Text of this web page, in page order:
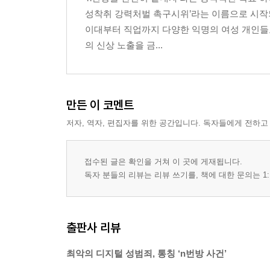
성착취 강력처벌 촉구시위’라는 이름으로 시
이대부터 직업까지 다양한 익명의 여성 개인
의 신상 노출을 금...
만든 이 코멘트
저자, 역자, 편집자를 위한 공간입니다. 독자들에게 전하
접수된 글은 확인을 거쳐 이 곳에 게재됩니다.
독자 분들의 리뷰는 리뷰 쓰기를, 책에 대한 문의는
출판사 리뷰
최악의 디지털 성범죄, 통칭 ‘n번방 사건’